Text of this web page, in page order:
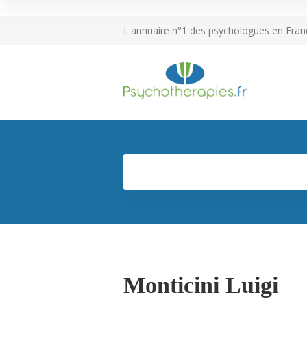
L'annuaire n°1 des psychologues en
Monticini Luigi